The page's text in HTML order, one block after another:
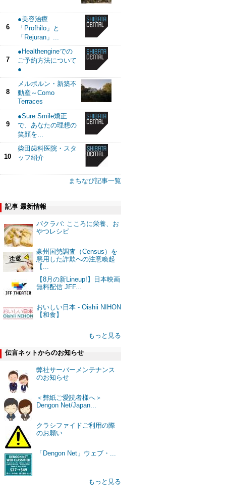
6
●美容治療
「Profhilo」と
「Rejuran」...
7
●Healthengineでの
ご予約方法について
●
8
メルボルン・新築不
動産～Como
Terraces
9
●Sure Smile矯正
で、あなたの理想の
笑顔を...
10
柴田歯科医院・スタ
ッフ紹介
まちなび記事一覧
記事 最新情報
バクラバ: こころに栄養、お
やつレシピ
豪州国勢調査（Census）を
悪用した詐欺への注意喚起
【...
【8月の新Lineup!】日本映画
無料配信 JFF...
おいしい日本 - Oishii NIHON
【和食】
もっと見る
伝言ネットからのお知らせ
弊社サーバーメンテナンス
のお知らせ
＜弊紙ご愛読者様へ＞
Dengon Net/Japan...
クラシファイドご利用の際
のお願い
「Dengon Net」ウェブ・...
もっと見る